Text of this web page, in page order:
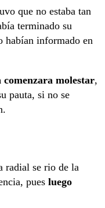
que no estaba tan
terminado su
habían informado en
molestar,
pauta, si no se
radial se rio de la
pues luego